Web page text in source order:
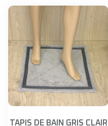
TAPIS DE BAIN GRIS CLAIR